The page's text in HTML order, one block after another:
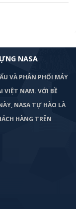
NASA
VÀ PHÂN PHỐI MÁY
VIỆT NAM. VỚI BỀ
NASA TỰ HÀO LÀ
HÀNG TRÊN